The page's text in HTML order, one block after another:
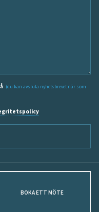
(du kan avsluta nyhetsbrevet när som
BOKA ETT MÖTE